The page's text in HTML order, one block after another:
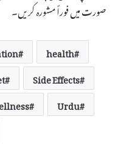
صورت میں فوراً مشورہ کریں۔
health
Side Effects
Urdu